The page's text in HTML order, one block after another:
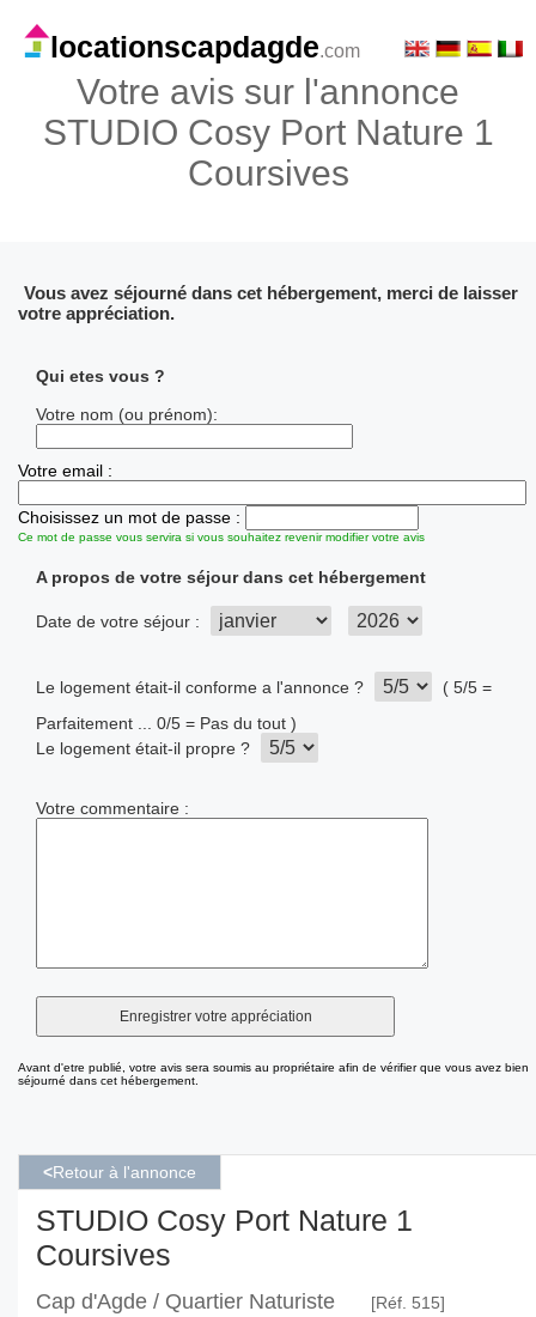
Votre avis sur l'annonce
STUDIO Cosy Port Nature 1
Coursives
locationscapdagde.com
Vous avez séjourné dans cet hébergement, merci de laisser
votre appréciation.
Qui etes vous ?
Votre nom (ou prénom):
Votre email :
Choisissez un mot de passe :
Ce mot de passe vous servira si vous souhaitez revenir modifier votre avis
A propos de votre séjour dans cet hébergement
Date de votre séjour :
Le logement était-il conforme a l'annonce ?
( 5/5 =
Parfaitement ... 0/5 = Pas du tout )
Le logement était-il propre ?
Votre commentaire :
Avant d'etre publié, votre avis sera soumis au propriétaire afin de vérifier que vous avez bien
séjourné dans cet hébergement.
<Retour à l'annonce
STUDIO Cosy Port Nature 1
Coursives
Cap d'Agde / Quartier Naturiste [Réf. 515]